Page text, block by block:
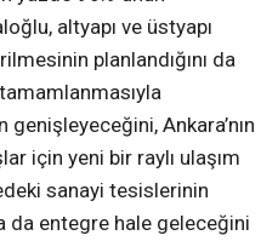
altyapı ve üstyapı
planlandığını da
genişleyeceğini, Ankara’nın
için yeni bir raylı ulaşım
sanayi tesislerinin
da entegre hale geleceğini